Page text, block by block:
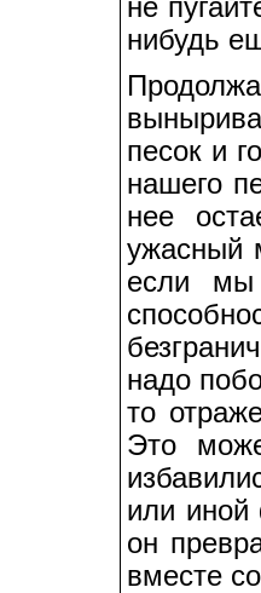
не
нибудь
песок и
нашего
нее
ужасный
если мы
надо
то
Это
или иной
он
вместе